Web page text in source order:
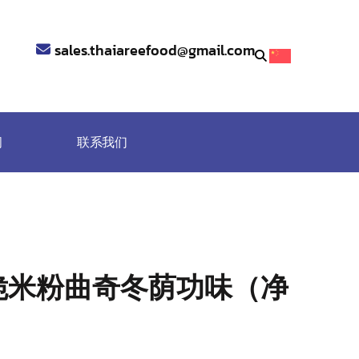
sales.thaiareefood@gmail.com
联系我们
粉曲奇冬荫功味（净